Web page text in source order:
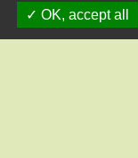
OK, accept all